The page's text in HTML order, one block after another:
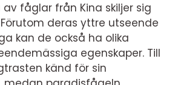
fåglar från Kina skiljer sig
deras yttre utseende
kan de också ha olika
egenskaper. Till
känd för sin